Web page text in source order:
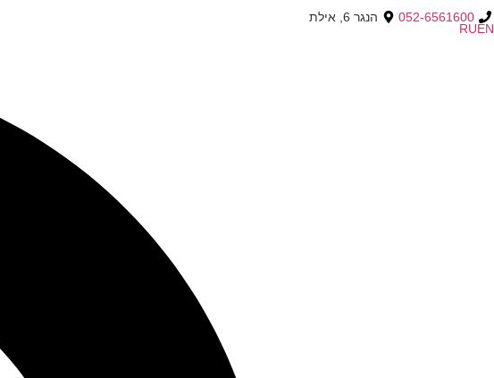
052-6561600
הנגר 6, אילת
EN
RU